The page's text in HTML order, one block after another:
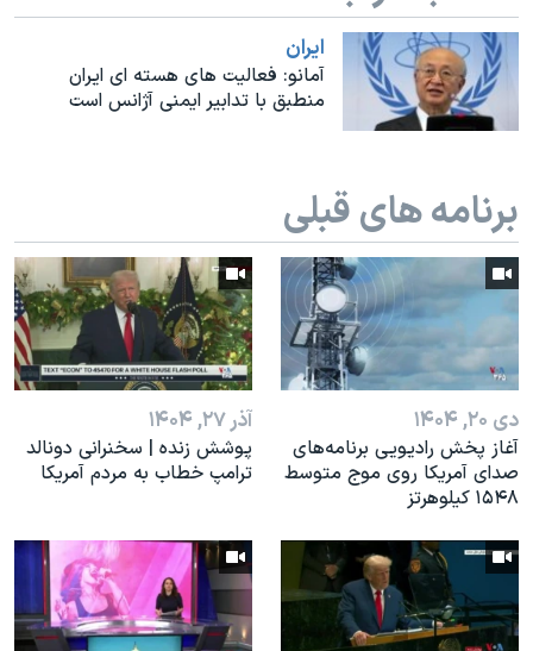
نرگس محمدی برنده جایزه نوبل صلح
همایش محافظه‌کاران آمریکا «سی‌پک»
صفحه‌های ویژه
ايران
آمانو: فعالیت های هسته ای ایران
منطبق با تدابیر ایمنی آژانس است
برنامه های قبلی
دی ۲۰, ۱۴۰۴
آغاز پخش رادیویی برنامه‌های
صدای آمریکا روی موج متوسط
۱۵۴۸ کیلوهرتز
آذر ۲۷, ۱۴۰۴
پوشش زنده | سخنرانی دونالد
ترامپ خطاب به مردم آمریکا